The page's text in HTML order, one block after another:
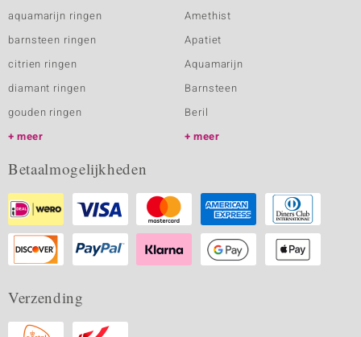
aquamarijn ringen
barnsteen ringen
citrien ringen
diamant ringen
gouden ringen
meer
Amethist
Apatiet
Aquamarijn
Barnsteen
Beril
meer
Betaalmogelijkheden
Verzending